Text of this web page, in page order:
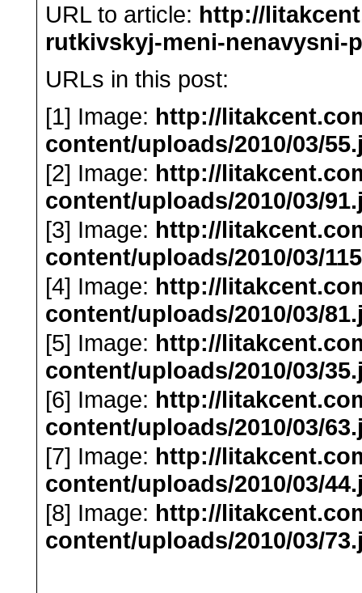
URL to article: http://
rutkivskyj-meni-nenavysni-
URLs in this post:
[1] Image: http://
content/uploads/2010/03/
[2] Image: http://
content/uploads/2010/03/
[3] Image: http://
content/uploads/2010/03/
[4] Image: http://
content/uploads/2010/03/
[5] Image: http://
content/uploads/2010/03/
[6] Image: http://
content/uploads/2010/03/
[7] Image: http://
content/uploads/2010/03/
[8] Image: http://
content/uploads/2010/03/